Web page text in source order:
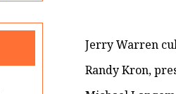
Jerry Warren
Randy Kron,